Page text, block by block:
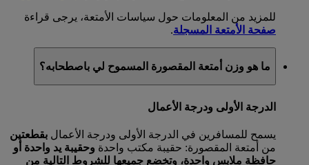
للمزيد من المعلومات حول سياسات الأمتعة، يرجى قراءة
صفحة الأمتعة المسجلة.
ما هو وزن أمتعة المقصورة المسموح لي باصطحابه؟
الدرجة الأولى ودرجة الأعمال
يسمح للمسافرين في الدرجة الأولى ودرجة الأعمال بقطعتين
من أمتعة المقصورة: حقيبة مكتب واحدة وحقيبة يد واحدة أو
حافظة ملابس واحدة، وتخضع جميعها للشروط التالية من